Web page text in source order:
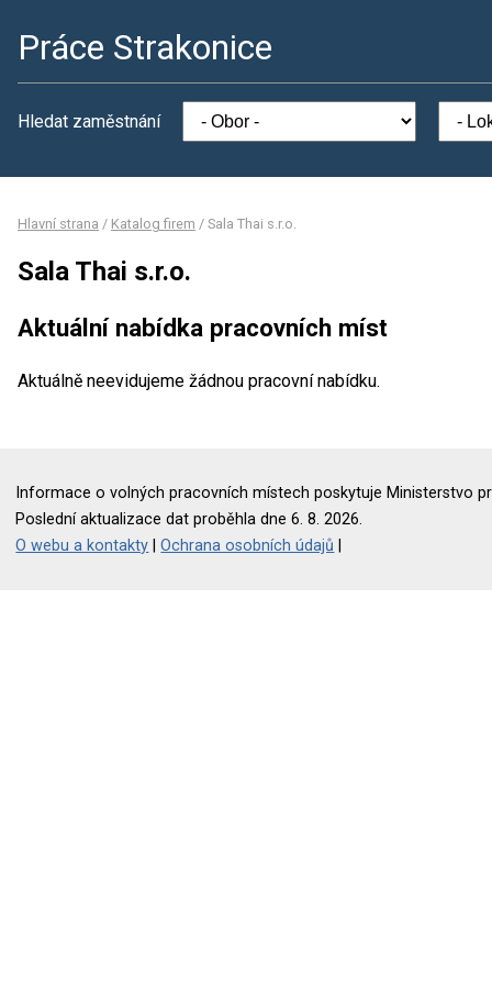
Práce Strakonice
Hledat zaměstnání
Hlavní strana / Katalog firem / Sala Thai s.r.o.
Sala Thai s.r.o.
Aktuální nabídka pracovních míst
Aktuálně neevidujeme žádnou pracovní nabídku.
Informace o volných pracovních místech poskytuje Ministerstvo
Poslední aktualizace dat proběhla dne 6. 8. 2026.
O webu a kontakty |Ochrana osobních údajů